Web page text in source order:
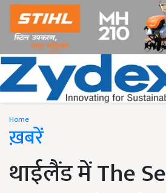
Home
ख़बरें
थाईलैंड में The